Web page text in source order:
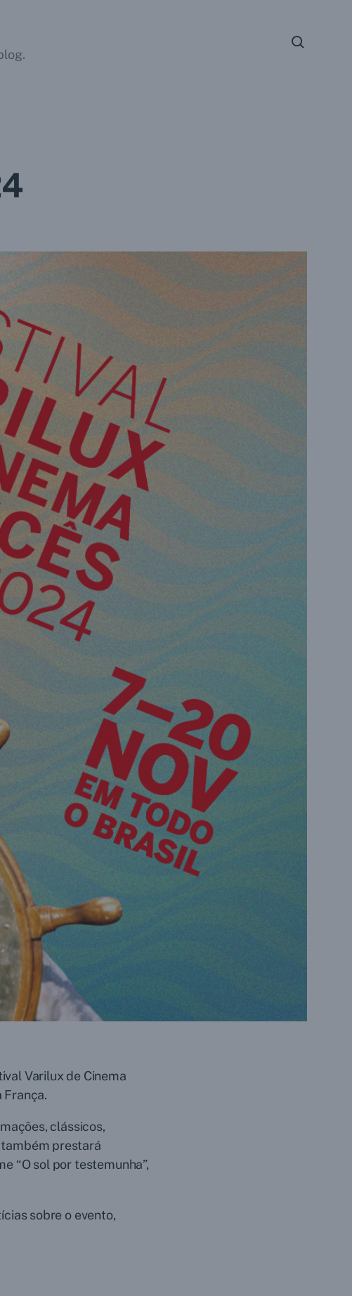
Varilux de Cinema
França.
clássicos,
prestará
“O sol por testemunha”,
sobre o evento,